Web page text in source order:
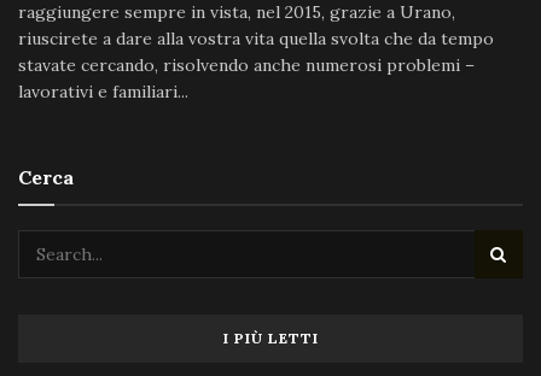
raggiungere sempre in vista, nel 2015, grazie a Urano,
riuscirete a dare alla vostra vita quella svolta che da tempo
stavate cercando, risolvendo anche numerosi problemi –
lavorativi e familiari...
Cerca
I PIÙ LETTI